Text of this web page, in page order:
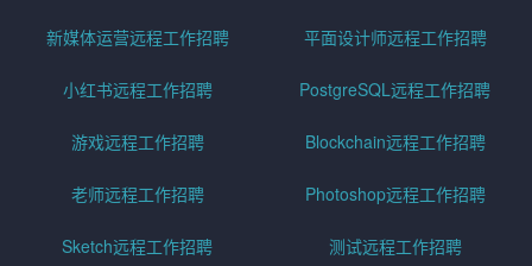
新媒体运营远程工作招聘 平面设计师远程工作招聘
小红书远程工作招聘 PostgreSQL远程工作招聘
游戏远程工作招聘 Blockchain远程工作招聘
老师远程工作招聘 Photoshop远程工作招聘
Sketch远程工作招聘 测试远程工作招聘